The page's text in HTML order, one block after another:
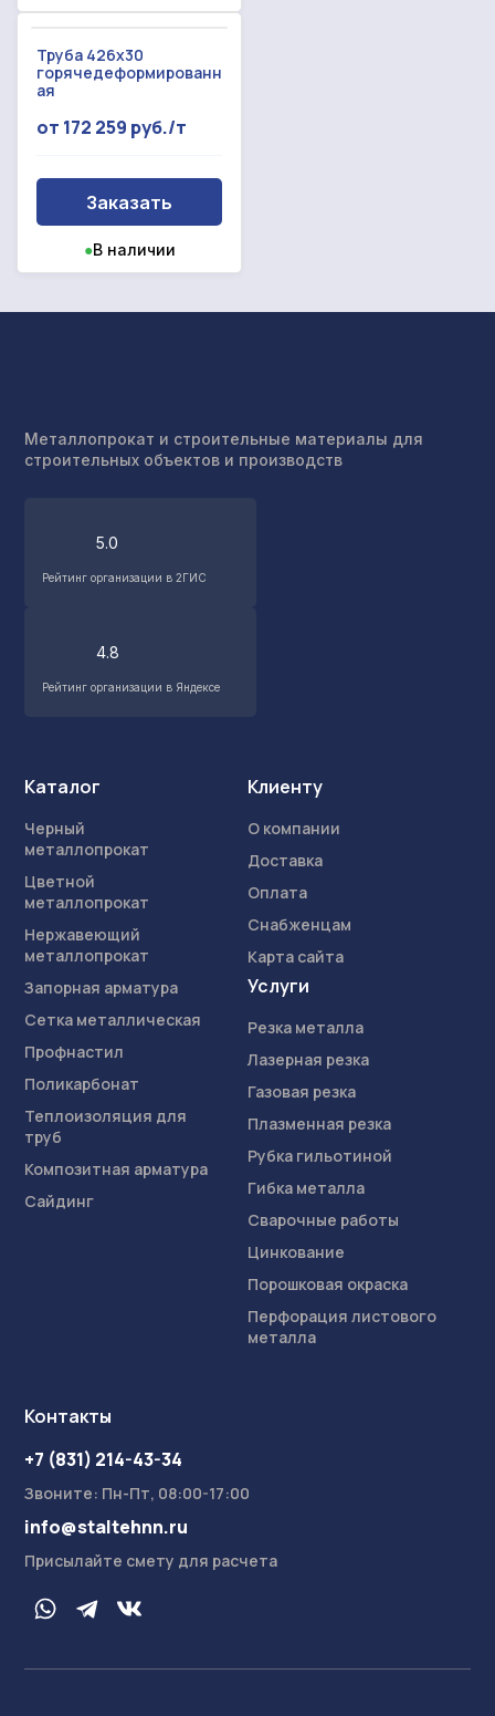
Труба 426x30
горячедеформированн
ая
от 172 259 руб./т
Заказать
●В наличии
Металлопрокат и строительные материалы для
строительных объектов и производств
5.0
Рейтинг организации в 2ГИС
4.8
Рейтинг организации в Яндексе
Каталог
Черный
металлопрокат
Цветной
металлопрокат
Нержавеющий
металлопрокат
Запорная арматура
Сетка металлическая
Профнастил
Поликарбонат
Теплоизоляция для
труб
Композитная арматура
Сайдинг
Клиенту
О компании
Доставка
Оплата
Снабженцам
Карта сайта
Услуги
Резка металла
Лазерная резка
Газовая резка
Плазменная резка
Рубка гильотиной
Гибка металла
Сварочные работы
Цинкование
Порошковая окраска
Перфорация листового
металла
Контакты
+7 (831) 214-43-34
Звоните: Пн-Пт, 08:00-17:00
info@staltehnn.ru
Присылайте смету для расчета